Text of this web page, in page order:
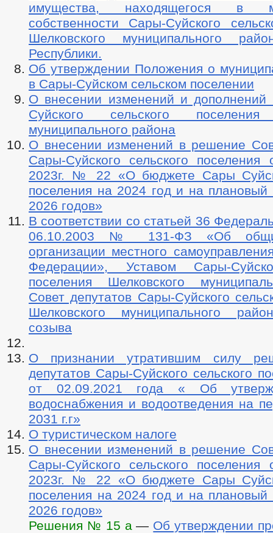
имущества, находящегося в
собственности Сары-Суйского
Шелковского муниципального
Республики.
Об утверждении Положения о
в Сары-Суйском сельском поселении
О внесении изменений и
Суйского сельского поселения
муниципального района
О внесении изменений в решение
Сары-Суйского сельского
2023г. № 22 «О бюджете Сары
поселения на 2024 год и на
2026 годов»
В соответствии со статьей 36
06.10.2003 № 131-ФЗ «Об
организации местного
Федерации», Уставом Сары-
поселения Шелковского
Совет депутатов Сары-Суйского
Шелковского муниципального
созыва
О признании утратившим силу
депутатов Сары-Суйского сельского
от 02.09.2021 года « Об
водоснабжения и водоотведения на
2031 г.г»
О туристическом налоге
О внесении изменений в решение
Сары-Суйского сельского
2023г. № 22 «О бюджете Сары
поселения на 2024 год и на
2026 годов»
Решения № 15 а— Об утверждении